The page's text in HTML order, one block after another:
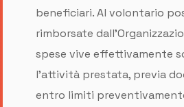
beneficiari. Al volontario
rimborsate
spese vive effettivamente
l'attività prestata, previa
entro limiti